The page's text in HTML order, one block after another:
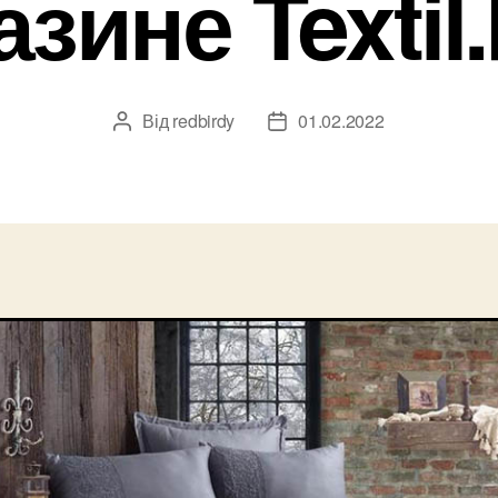
Автор
Від redbirdy
Дата01.02.2022